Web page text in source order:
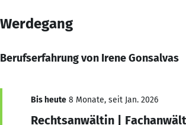
Werdegang
Berufserfahrung von Irene Gonsalvas
Bis heute 8 Monate, seit Jan. 2026
Rechtsanwältin |